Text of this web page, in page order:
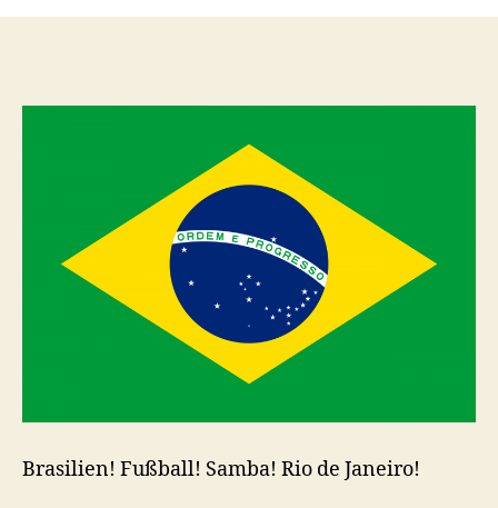
Brasilien! Fußball! Samba! Rio de Janeiro!